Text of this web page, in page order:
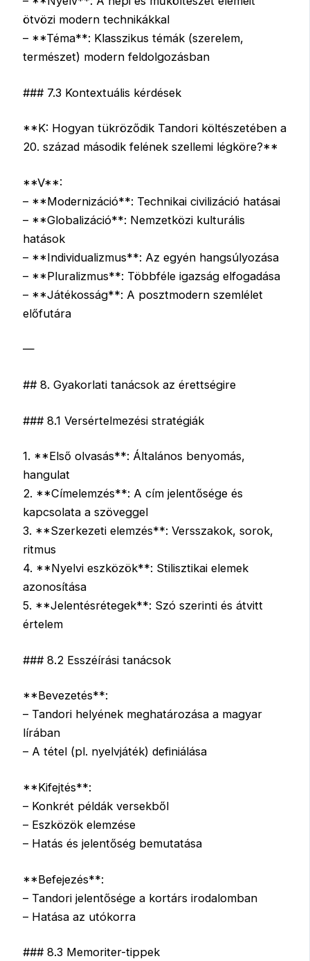
ötvözi modern technikákkal
– **Téma**: Klasszikus témák (szerelem,
természet) modern feldolgozásban
### 7.3 Kontextuális kérdések
**K: Hogyan tükröződik Tandori költészetében a
20. század második felének szellemi légköre?**
**V**:
– **Modernizáció**: Technikai civilizáció hatásai
– **Globalizáció**: Nemzetközi kulturális
hatások
– **Individualizmus**: Az egyén hangsúlyozása
– **Pluralizmus**: Többféle igazság elfogadása
– **Játékosság**: A posztmodern szemlélet
előfutára
—
## 8. Gyakorlati tanácsok az érettségire
### 8.1 Versértelmezési stratégiák
1. **Első olvasás**: Általános benyomás,
hangulat
2. **Címelemzés**: A cím jelentősége és
kapcsolata a szöveggel
3. **Szerkezeti elemzés**: Versszakok, sorok,
ritmus
4. **Nyelvi eszközök**: Stilisztikai elemek
azonosítása
5. **Jelentésrétegek**: Szó szerinti és átvitt
értelem
### 8.2 Esszéírási tanácsok
**Bevezetés**:
– Tandori helyének meghatározása a magyar
lírában
– A tétel (pl. nyelvjáték) definiálása
**Kifejtés**:
– Konkrét példák versekből
– Eszközök elemzése
– Hatás és jelentőség bemutatása
**Befejezés**:
– Tandori jelentősége a kortárs irodalomban
– Hatása az utókorra
### 8.3 Memoriter-tippek